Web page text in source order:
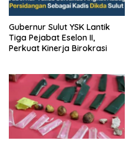
Gubernur Sulut YSK Lantik
Tiga Pejabat Eselon II,
Perkuat Kinerja Birokrasi